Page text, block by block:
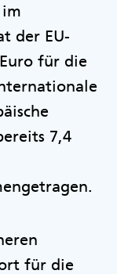
der EU-
für die
7,4
für die